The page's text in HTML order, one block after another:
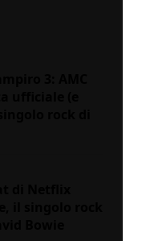
3: AMC
ufficiale (e
di Netflix
il singolo rock